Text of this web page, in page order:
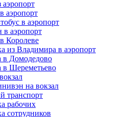
аэропорт
аэропорт
в аэропорт
аэропорт
Королеве
из Владимира в аэропорт
в Домодедово
в Шереметьево
на вокзал
транспорт
рабочих
сотрудников